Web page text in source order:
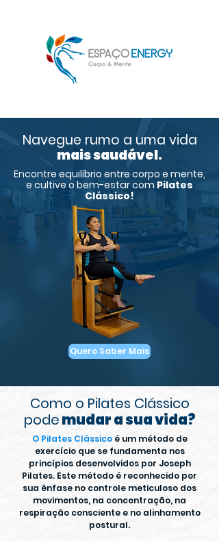
Navegue rumo a uma vida
mais saudável.
Encontre equilíbrio entre corpo e mente,
e cultive o bem-estar com Pilates
Clássico!
Quero Saber Mais
Como o Pilates Clássico
podemudar a sua vida?
O Pilates Clássicoé um método de
exercício que se fundamenta nos
princípios desenvolvidos por Joseph
Pilates. Este método é reconhecido por
sua ênfase no controle meticuloso dos
movimentos, na concentração, na
respiração consciente e no alinhamento
postural.